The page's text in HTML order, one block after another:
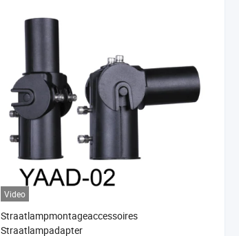
Video
Straatlampmontageaccessoires
Straatlampadapter